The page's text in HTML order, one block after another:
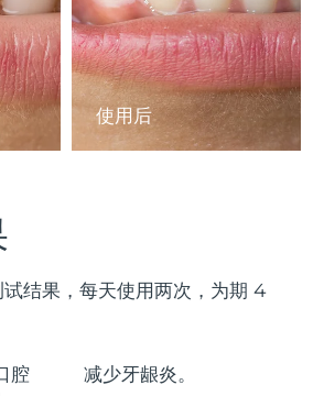
使用后
结果，每天使用两次，为期 4
腔
减少牙龈炎。
预计送达日期8/8/26
预计送达日期8/12/26
预计送达日期 8/9/26
预计送达日期8/8/26